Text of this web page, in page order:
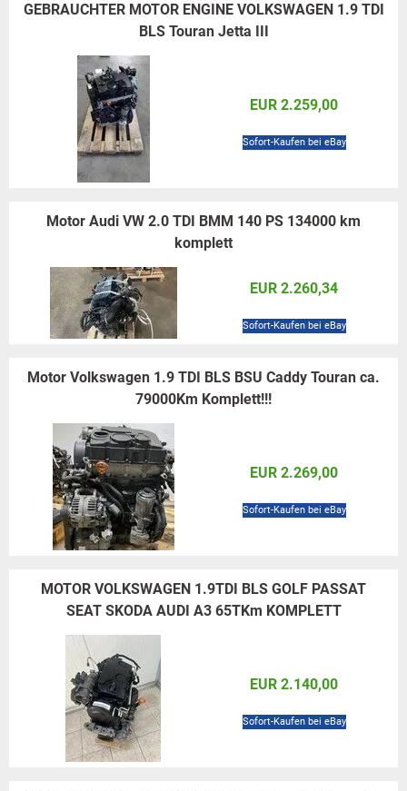
GEBRAUCHTER MOTOR ENGINE VOLKSWAGEN 1.9 TDI
BLS Touran Jetta III
EUR 2.259,00
Sofort-Kaufen bei eBay
Motor Audi VW 2.0 TDI BMM 140 PS 134000 km
komplett
EUR 2.260,34
Sofort-Kaufen bei eBay
Motor Volkswagen 1.9 TDI BLS BSU Caddy Touran ca.
79000Km Komplett!!!
EUR 2.269,00
Sofort-Kaufen bei eBay
MOTOR VOLKSWAGEN 1.9TDI BLS GOLF PASSAT
SEAT SKODA AUDI A3 65TKm KOMPLETT
EUR 2.140,00
Sofort-Kaufen bei eBay